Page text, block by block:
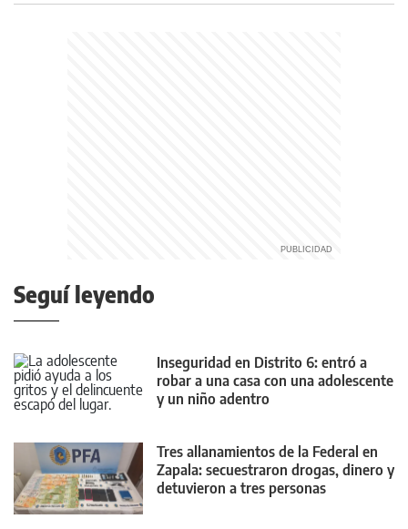
Seguí leyendo
Inseguridad en Distrito 6: entró a
robar a una casa con una adolescente
y un niño adentro
Tres allanamientos de la Federal en
Zapala: secuestraron drogas, dinero y
detuvieron a tres personas